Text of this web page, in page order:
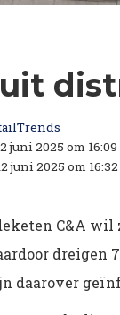
juni 2025 om 16:09
juni 2025 om 16:32
C&A
dreigen
daarover